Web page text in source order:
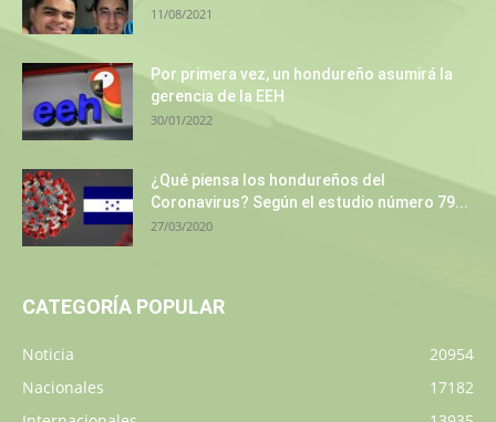
11/08/2021
Por primera vez, un hondureño asumirá la
gerencia de la EEH
30/01/2022
¿Qué piensa los hondureños del
Coronavirus? Según el estudio número 79...
27/03/2020
CATEGORÍA POPULAR
Noticia
20954
Nacionales
17182